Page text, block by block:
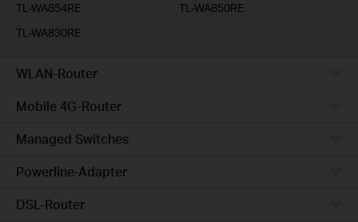
TL-WA854RE
TL-WA850RE
TL-WA830RE
WLAN-Router
Mobile 4G-Router
Managed Switches
Powerline-Adapter
DSL-Router